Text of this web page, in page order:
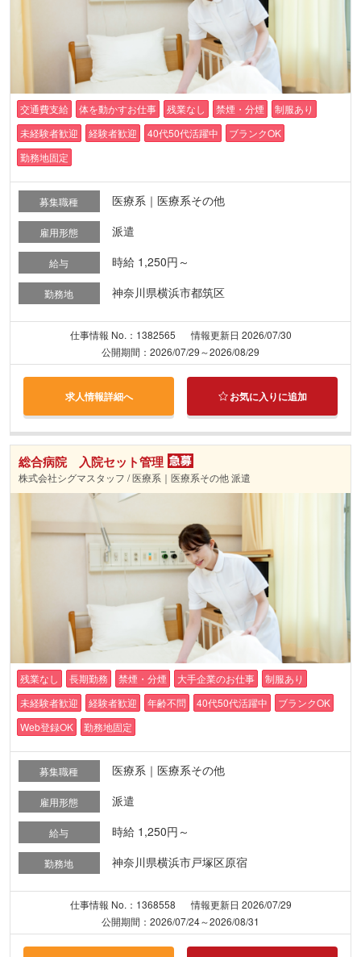
交通費支給 体を動かすお仕事 残業なし 禁煙・分煙
制服あり
未経験者歓迎
経験者歓迎 40代50代活躍中
ブランクOK
勤務地固定
募集職種 医療系｜医療系その他
雇用形態 派遣
給与 時給 1,250円～
勤務地 神奈川県横浜市都筑区
仕事情報 No.：1382565
情報更新日 2026/07/30
公開期間：2026/07/29～2026/08/29
求人情報詳細へ お気に入りに追加
総合病院 入院セット管理
株式会社シグマスタッフ / 医療系｜医療系その他 派遣
残業なし 長期勤務 禁煙・分煙 大手企業のお仕事
制服あり
未経験者歓迎
経験者歓迎 年齢不問 40代50代活躍中
ブランクOK
Web登録OK
勤務地固定
募集職種 医療系｜医療系その他
雇用形態 派遣
給与 時給 1,250円～
勤務地 神奈川県横浜市戸塚区原宿
仕事情報 No.：1368558
情報更新日 2026/07/29
公開期間：2026/07/24～2026/08/31